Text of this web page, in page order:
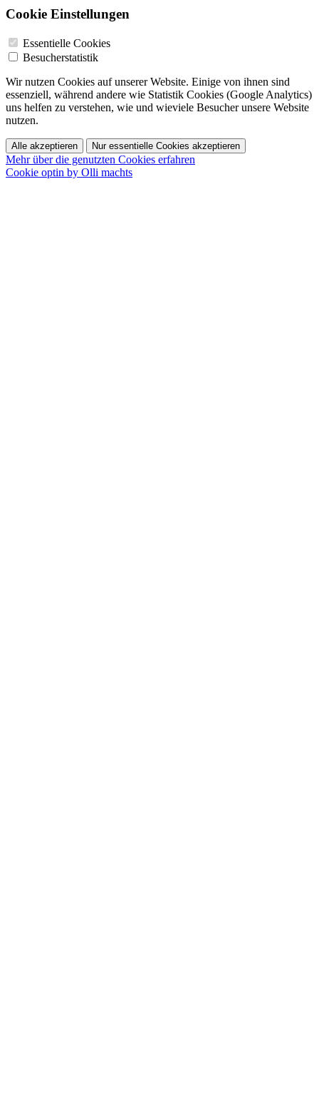
Cookie Einstellungen
Essentielle Cookies
Besucherstatistik
Wir nutzen Cookies auf unserer Website. Einige von ihnen sind
essenziell, während andere wie Statistik Cookies (Google Analytics)
uns helfen zu verstehen, wie und wieviele Besucher unsere Website
nutzen.
Alle akzeptieren Nur essentielle Cookies akzeptieren
Mehr über die genutzten Cookies erfahren
Cookie optin by Olli machts